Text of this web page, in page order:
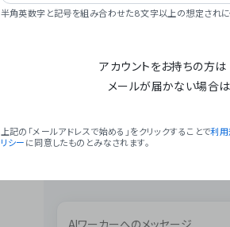
### 会社概要
半角英数字と記号を組み合わせた8文字以上の想定されに
アカウントをお持ちの方は
メールが届かない場合は
上記の「メールアドレスで始める」をクリックすることで利
リシー に同意したものとみなされます。